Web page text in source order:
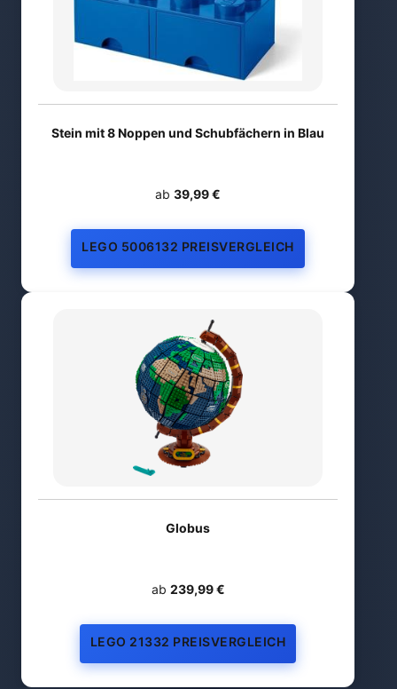
Stein mit 8 Noppen und Schubfächern in Blau
ab 39,99 €
LEGO 5006132 PREISVERGLEICH
Globus
ab 239,99 €
LEGO 21332 PREISVERGLEICH